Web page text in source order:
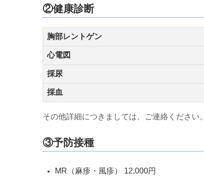
②健康診断
胸部レントゲン
心電図
採尿
採血
その他詳細につきましては、ご連絡ください。
③予防接種
MR（麻疹・風疹） 12,000円